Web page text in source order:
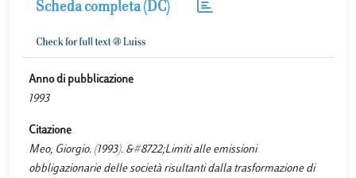
Scheda completa (DC)
Anno di pubblicazione
1993
Citazione
Meo, Giorgio. (1993). &#8722;Limiti alle emissioni
obbligazionarie delle società risultanti dalla trasformazione di